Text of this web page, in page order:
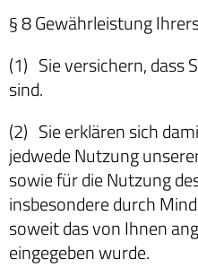
§ 8 Gewährleistung
(1) Sie versichern, dass
sind.
(2) Sie erklären sich
jedwede Nutzung
sowie für die Nutzung
insbesondere durch
soweit das von Ihnen
eingegeben wurde.